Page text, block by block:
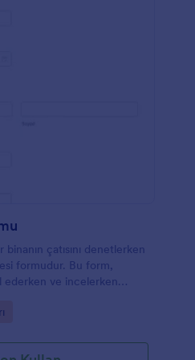
cihaz üzerinden
çatısını denetlerken
formudur. Bu form,
ederken ve incelerken
için son derece
denetçi adı, müşterinin adı